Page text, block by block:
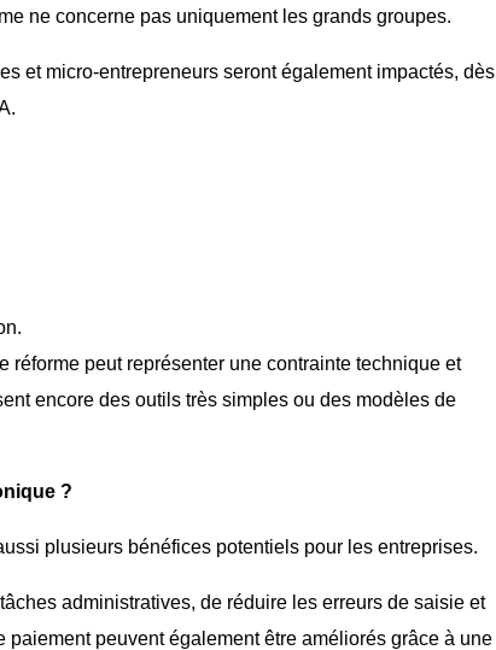
ne concerne pas uniquement les grands groupes.
et micro-entrepreneurs seront également impactés, dès
réforme peut représenter une contrainte technique et
encore des outils très simples ou des modèles de
?
plusieurs bénéfices potentiels pour les entreprises.
administratives, de réduire les erreurs de saisie et
peuvent également être améliorés grâce à une